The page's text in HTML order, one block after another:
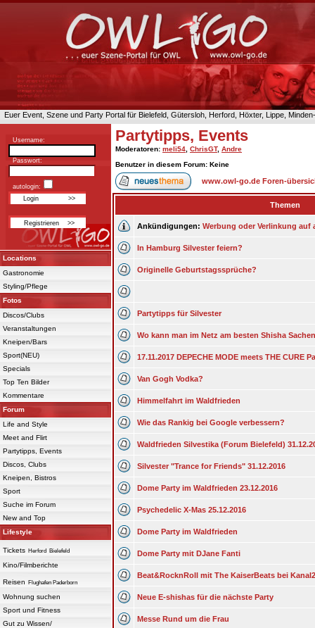
Euer Event, Szene und Party Portal für Bielefeld, Gütersloh, Herford, Höxter, Lippe,
Username:
Passwort:
autologin:
Locations
Gastronomie
Styling/Pflege
Fotos
Discos/Clubs
Veranstaltungen
Kneipen/Bars
Sport(NEU)
Specials
Top Ten Bilder
Kommentare
Forum
Life and Style
Meet and Flirt
Partytipps, Events
Discos, Clubs
Kneipen, Bistros
Sport
Suche im Forum
New and Top
Lifestyle
Tickets Herford Bielefeld
Kino/Filmberichte
Reisen Flughafen Paderborn
Wohnung suchen
Sport und Fitness
Gut zu Wissen/
Partytipps, Events
Moderatoren: meli54 ChrisGT, Andre
Benutzer in diesem Forum: Keine
www.owl-go.de Foren-
Themen
Ankündigungen: Werbung oder Verlinkung auf
In Hamburg Silvester feiern?
Originelle Geburtstagssprüche?
Partytipps für Silvester
Wo kann man im Netz am besten Shisha
17.11.2017 DEPECHE MODE meets THE CURE
Van Gogh Vodka?
Himmelfahrt im Waldfrieden
Wie das Rankig bei Google verbessern?
Waldfrieden Silvestika (Forum Bielefeld)
Silvester "Trance for Friends" 31.12.2016
Dome Party im Waldfrieden 23.12.2016
Psychedelic X-Mas 25.12.2016
Dome Party im Waldfrieden
Dome Party mit DJane Fanti
Beat&RocknRoll mit The KaiserBeats bei
Neue E-shishas für die nächste Party
Messe Rund um die Frau